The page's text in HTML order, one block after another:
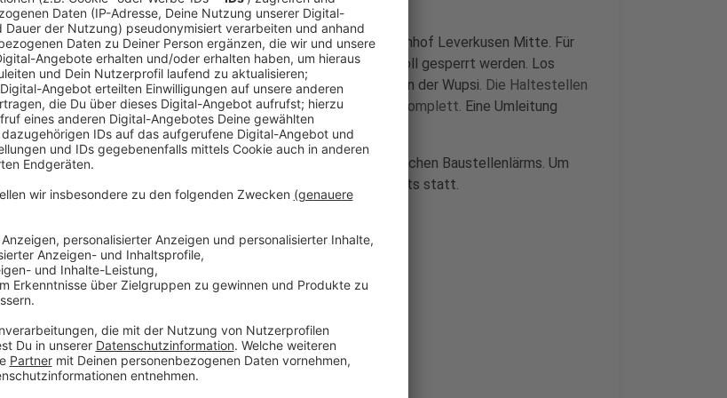
Die Deutsche Bahn geht in den Endspurt an der Baustelle am Bahnhof Leverkusen Mitte. Für
Asphaltarbeiten muss die Rathenaustraße für eine gute Woche voll gesperrt werden. Los
geht’s Freitag um 14 Uhr. Davon betroffen sind auch viele Buslinien der Wupsi. Die Haltestellen
Konrad-Adenauer-Platz, Haber- und Hindenburgstraße entfallen komplett. Eine Umleitung
führt über die Manforter Straße und den Europaring.
Die Bahn bittet außerdem Anwohner um Verständnis wegen möglichen Baustellenlärms. Um
möglichst schnell fertig zu werden, finden die Arbeiten auch nachts statt.
Weitere Meldungen aus Leverkusen
Anzeige
Not-Baustelle: Sperrung auf Friedrich-Ebert-Straße